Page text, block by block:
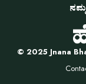
© 2025 Jnana